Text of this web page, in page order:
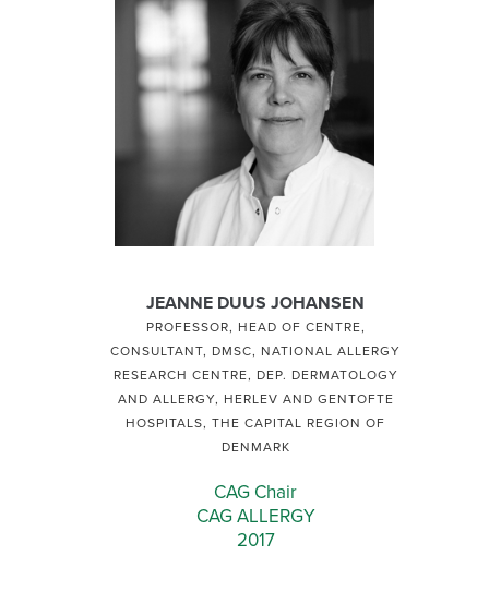
JEANNE DUUS JOHANSEN
PROFESSOR, HEAD OF CENTRE,
CONSULTANT, DMSC, NATIONAL ALLERGY
RESEARCH CENTRE, DEP. DERMATOLOGY
AND ALLERGY, HERLEV AND GENTOFTE
HOSPITALS, THE CAPITAL REGION OF
DENMARK
CAG Chair
CAG ALLERGY
2017